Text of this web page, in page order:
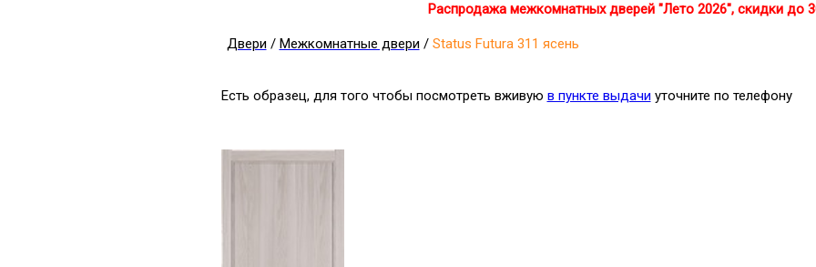
Распродажа межкомнатных дверей "Лето 2026", скидки до
Двери / Межкомнатные двери / Status Futura 311 ясень
Есть образец, для того чтобы посмотреть вживую в пункте выдачи уточните по телефону